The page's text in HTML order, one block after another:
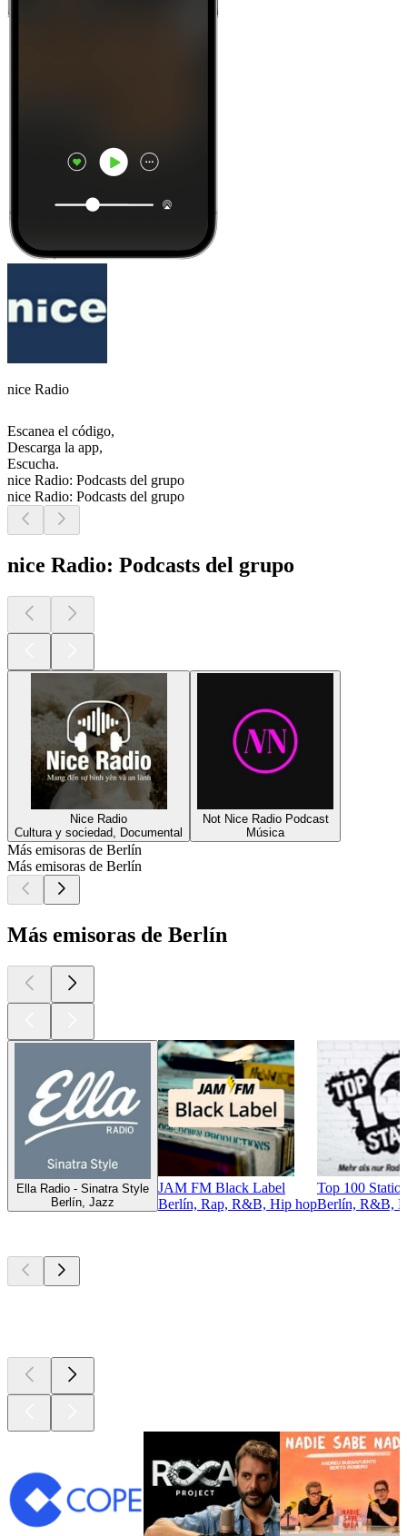
nice Radio
Escanea el código,
Descarga la app,
Escucha.
nice Radio: Podcasts del grupo
nice Radio: Podcasts del grupo
nice Radio: Podcasts del grupo
Nice Radio
Cultura y sociedad, Documental
Not Nice Radio Podcast
Música
Más emisoras de Berlín
Más emisoras de Berlín
Más emisoras de Berlín
Ella Radio - Sinatra Style
Berlín, Jazz
JAM FM Black Label
Berlín, Rap, R&B, Hip hop
Top 100
Berlín, R&B,